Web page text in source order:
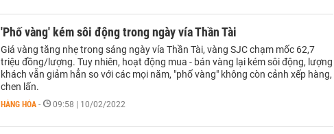
'Phố vàng' kém sôi động trong ngày vía Thần Tài
Giá vàng tăng nhẹ trong sáng ngày vía Thần Tài, vàng SJC chạm mốc 62,7
triệu đồng/lượng. Tuy nhiên, hoạt động mua - bán vàng lại kém sôi động, lượng
khách vẫn giảm hẳn so với các mọi năm, "phố vàng" không còn cảnh xếp hàng,
chen lấn.
HÀNG HÓA - 09:58 | 10/02/2022